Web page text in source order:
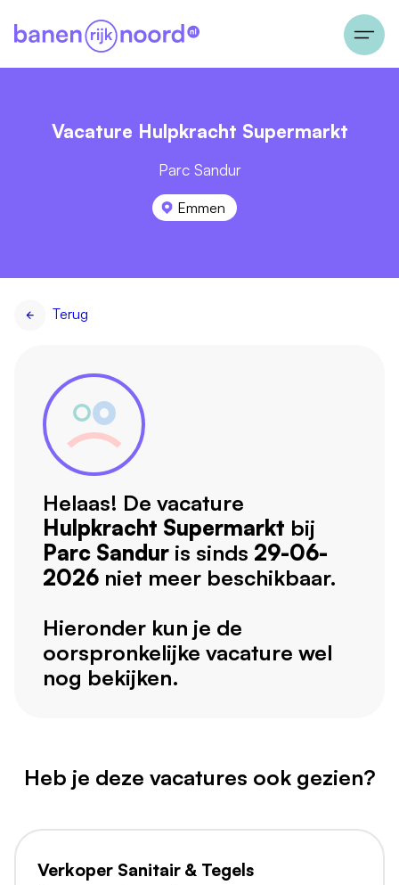
Vacature Hulpkracht Supermarkt
Parc Sandur
Emmen
Terug
Helaas! De vacature
Hulpkracht Supermarkt bij
Parc Sandur is sinds 29-06-
2026 niet meer beschikbaar.
Hieronder kun je de
oorspronkelijke vacature wel
nog bekijken.
Heb je deze vacatures ook gezien?
Verkoper Sanitair & Tegels